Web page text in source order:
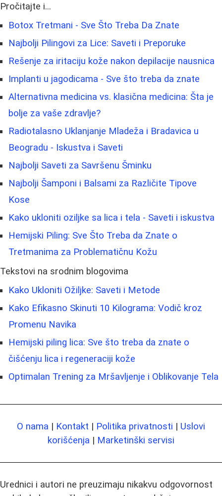
Pročitajte i...
Botox Tretmani - Sve Što Treba Da Znate
Najbolji Pilingovi za Lice: Saveti i Preporuke
Rešenje za iritaciju kože nakon depilacije nausnica
Implanti u jagodicama - Sve što treba da znate
Alternativna medicina vs. klasična medicina: Šta je
bolje za vaše zdravlje?
Radiotalasno Uklanjanje Mladeža i Bradavica u
Beogradu - Iskustva i Saveti
Najbolji Saveti za Savršenu Šminku
Najbolji Šamponi i Balsami za Različite Tipove
Kose
Kako ukloniti oziljke sa lica i tela - Saveti i iskustva
Hemijski Piling: Sve Što Treba da Znate o
Tretmanima za Problematičnu Kožu
Tekstovi na srodnim blogovima
Kako Ukloniti Ožiljke: Saveti i Metode
Kako Efikasno Skinuti 10 Kilograma: Vodič kroz
Promenu Navika
Hemijski piling lica: Sve što treba da znate o
čišćenju lica i regeneraciji kože
Optimalan Trening za Mršavljenje i Oblikovanje Tela
O nama | Kontakt | Politika privatnosti | Uslovi
korišćenja | Marketinški servisi
Urednici i autori ne preuzimaju nikakvu odgovornost